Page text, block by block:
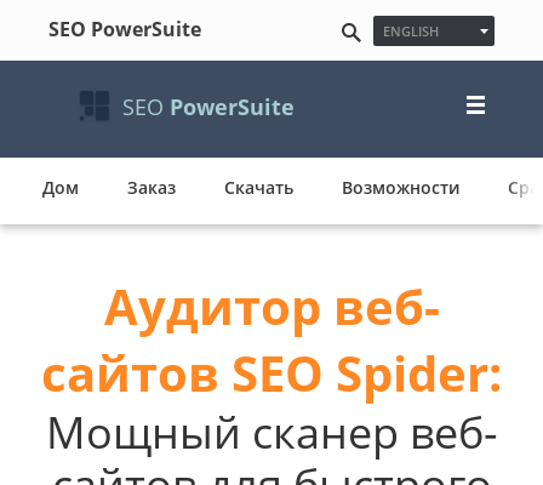
SEO PowerSuite
ENGLISH
ESPAÑOL
DEUTSCH
POLSKI
PУССКИЙ
MAGYAR
SEO PowerSuite
Дом Заказ Скачать Возможности
Аудитор веб-
сайтов SEO Spider:
Мощный сканер веб-